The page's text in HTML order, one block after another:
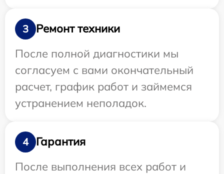
3
Ремонт техники
После полной диагностики мы
согласуем с вами окончательный
расчет, график работ и займемся
устранением неполадок.
4
Гарантия
После выполнения всех работ и